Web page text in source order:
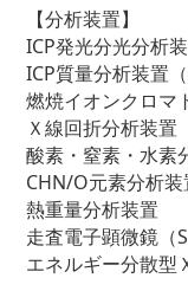
【分析装置】
ICP発光分光分析装
ICP質量分析装置（
燃焼イオンクロマ
Ｘ線回折分析装置
酸素・窒素・水素
CHN/O元素分析装
熱重量分析装置
走査電子顕微鏡（
エネルギー分散型